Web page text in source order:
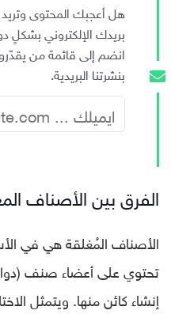
هل أعجبك المحتوى
بريدك الإلكتروني بشكلٍ
انضم إلى قائمة من
بنشرتنا البريدية.
الفرق بين الأصناف
الأصناف المُغلقة هي في
تحتوي على أعضاء صنف
إنشاء كائن منها. ويتمثل